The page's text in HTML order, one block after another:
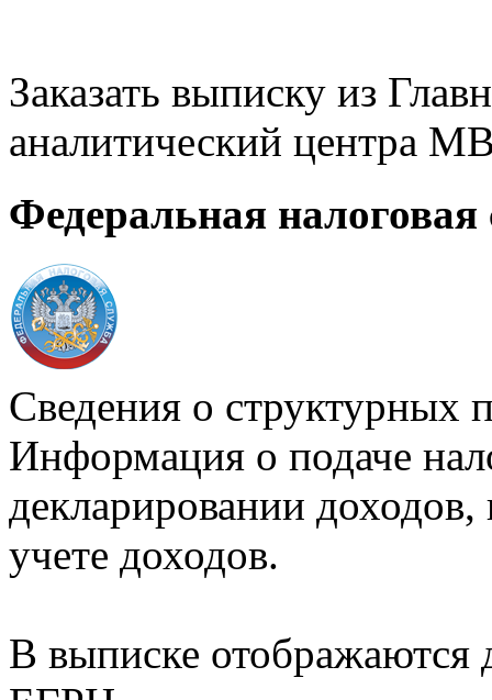
Заказать выписку из
аналитический центра
Федеральная налоговая
Сведения о структурных
Информация о подаче
декларировании доходов,
учете доходов.
В выписке